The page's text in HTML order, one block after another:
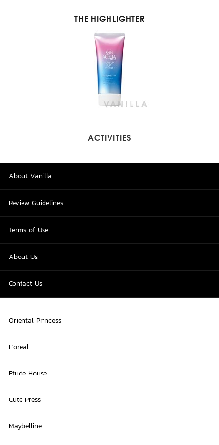
THE HIGHLIGHTER
ACTIVITIES
About Vanilla
Review Guidelines
Terms of Use
About Us
Contact Us
Oriental Princess
L'oreal
Etude House
Cute Press
Maybelline